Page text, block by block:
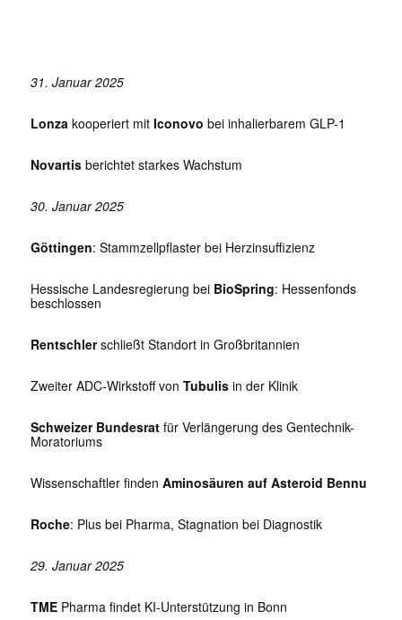
31. Januar 2025
Lonzakooperiert mit Iconovo bei inhalierbarem GLP-1
Novartisberichtet starkes Wachstum
30. Januar 2025
Göttingen: Stammzellpflaster bei Herzinsuffizienz
Hessische Landesregierung bei BioSpring: Hessenfonds
beschlossen
Rentschlerschließt Standort in Großbritannien
Zweiter ADC-Wirkstoff von Tubulisin der Klinik
Schweizer Bundesratfür Verlängerung des Gentechnik-
Moratoriums
Wissenschaftler finden Aminosäuren auf Asteroid Bennu
Roche: Plus bei Pharma, Stagnation bei Diagnostik
29. Januar 2025
TMEPharma findet KI-Unterstützung in Bonn